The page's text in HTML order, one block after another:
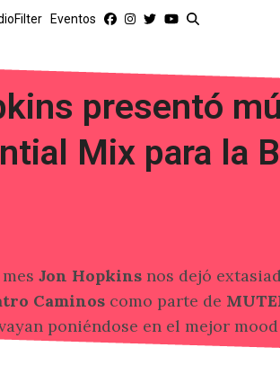
Eventos
presentó
Mix para la
Jon Hopkins nos dejó
Caminos como parte de
poniéndose en el mejor